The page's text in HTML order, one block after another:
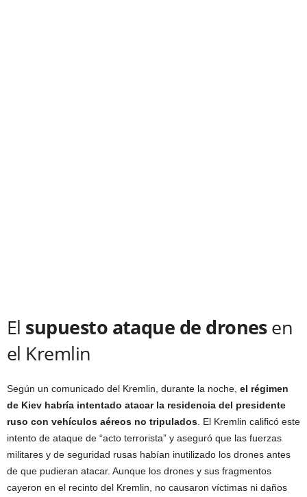
El supuesto ataque de dronesen
el Kremlin
Según un comunicado del Kremlin, durante la noche, el régimen
de Kiev habría intentado atacar la residencia del presidente
ruso con vehículos aéreos no tripulados . El Kremlin calificó este
intento de ataque de “acto terrorista” y aseguró que las fuerzas
militares y de seguridad rusas habían inutilizado los drones antes
de que pudieran atacar. Aunque los drones y sus fragmentos
cayeron en el recinto del Kremlin, no causaron víctimas ni daños